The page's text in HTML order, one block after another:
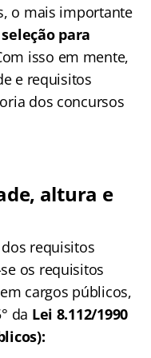
o mais importante
para
isso em mente,
e requisitos
dos concursos
altura e
requisitos
os requisitos
cargos públicos,
da Lei 8.112/1990